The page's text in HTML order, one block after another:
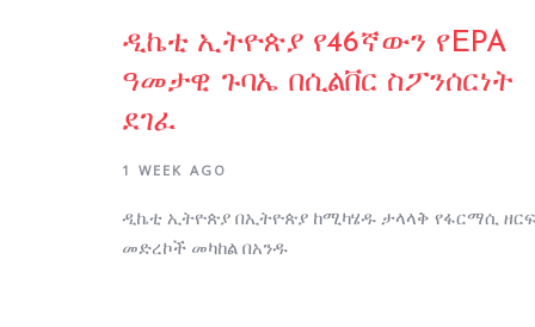
ዲኬቲ ኢትዮጵያ የ46ኛውን የEPA
ዓመታዊ ጉባኤ በሲልቨር ስፖንሰርነት
ደገፈ
1 WEEK AGO
ዲኬቲ ኢትዮጵያ በኢትዮጵያ ከሚካሄዱ ታላላቅ የፋርማሲ ዘርፍ
መድረኮች መካከል በአንዱ